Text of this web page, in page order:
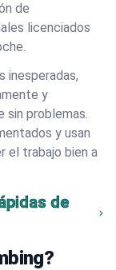
de
licenciados
inesperadas,
y
sin problemas.
y usan
el trabajo bien a
de